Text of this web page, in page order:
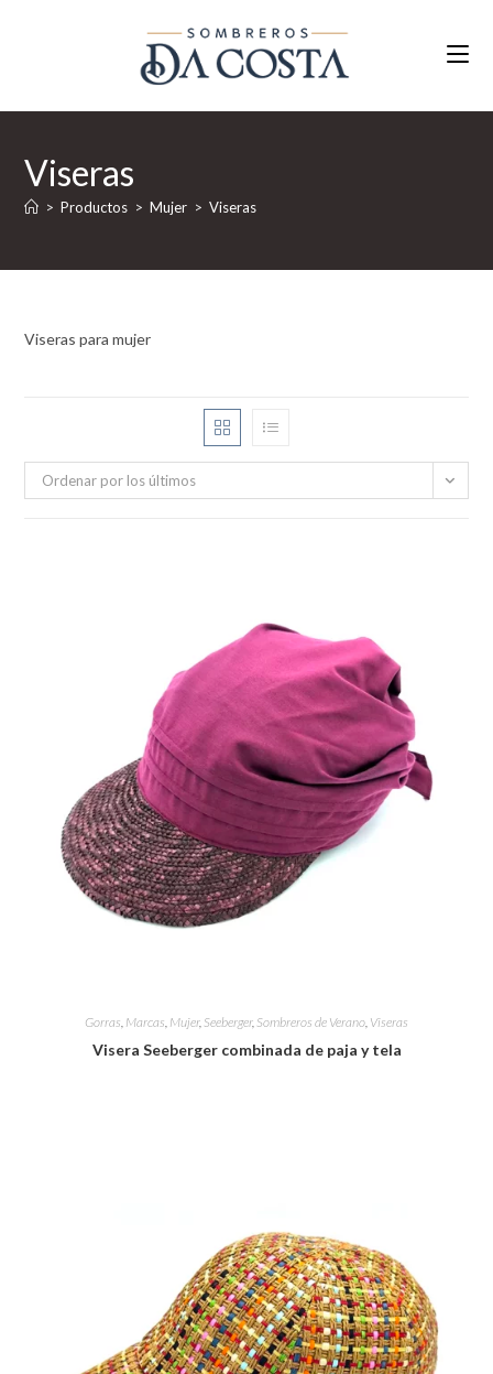
Viseras
> Productos > Mujer > Viseras
Viseras para mujer
Ordenar por los últimos
Gorras Marcas Mujer, Seeberger, Sombreros de Verano Viseras
Visera Seeberger combinada de paja y tela